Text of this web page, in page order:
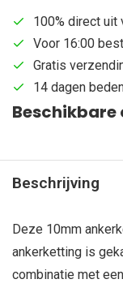
100% direct uit
Voor 16:00
Gratis
14 dagen
Beschikbare
Beschrijving
Deze 10mm
ankerketting is
combinatie met